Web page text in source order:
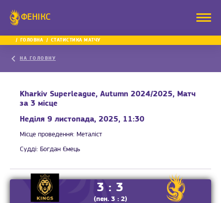
ФЕНІКС
ГОЛОВНА СТАТИСТИКА МАТЧУ
НА ГОЛОВНУ
Kharkiv Superleague, Autumn 2024/2025, Матч
за 3 місце
Неділя 9 листопада, 2025, 11:30
Місце проведення: Металіст
Судді: Богдан Ємець
3 : 3
(пен. 3 : 2)